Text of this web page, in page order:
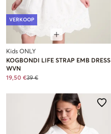
VERKOOP
Kids ONLY
KOGBONDI LIFE STRAP EMB DRESS
WVN
19,50 €39 €